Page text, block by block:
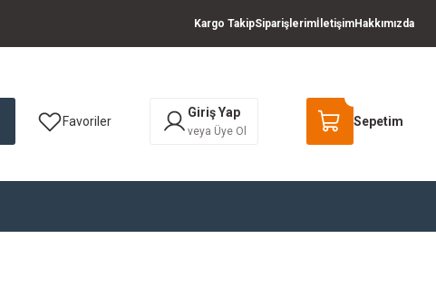
Kargo TakipSiparişlerimİletişimHakkımızda
Favoriler
Giriş Yap
veya Üye Ol
Sepetim